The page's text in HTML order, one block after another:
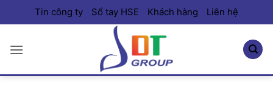
qua
dung
Tin công ty Sổ tay HSE Khách hàng Liên hệ